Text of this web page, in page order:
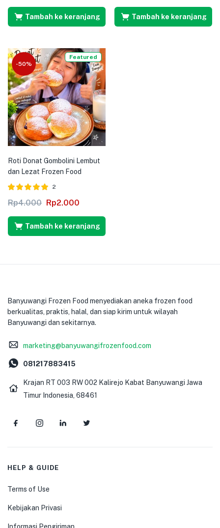
Tambah ke keranjang Tambah ke keranjang
-50%
Featured
Roti Donat Gombolini Lembut
dan Lezat Frozen Food
5.00
2
Rp4.000 Rp2.000
Tambah ke keranjang
Banyuwangi Frozen Food menyediakan aneka frozen food
berkualitas, praktis, halal, dan siap kirim untuk wilayah
Banyuwangi dan sekitarnya.
marketing@banyuwangifrozenfood.com
081217883415
Krajan RT 003 RW 002 Kalirejo Kabat Banyuwangi Jawa
Timur Indonesia, 68461
HELP & GUIDE
Terms of Use
Kebijakan Privasi